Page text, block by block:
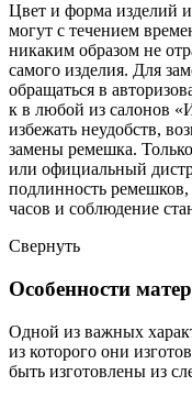
Цвет и форма изделий
могут с течением
никаким образом не
самого изделия. Для
обращаться в
к в любой из салонов
избежать неудобств,
замены ремешка.
или официальный
подлинность ремешков,
часов и соблюдение
Свернуть
Особенности
Одной из важных
из которого они
быть изготовлены из